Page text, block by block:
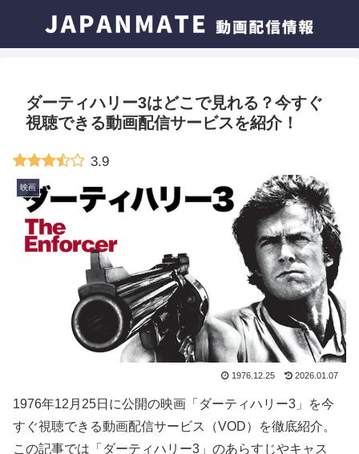
ダーティハリー3はどこで見れる？今すぐ
視聴できる動画配信サービスを紹介！
3.9
映画
1976.12.25 2026.01.07
1976年12月25日に公開の映画「ダーティハリー3」を今
すぐ視聴できる動画配信サービス（VOD）を徹底紹介。
この記事では「ダーティハリー3」のあらすじやキャス